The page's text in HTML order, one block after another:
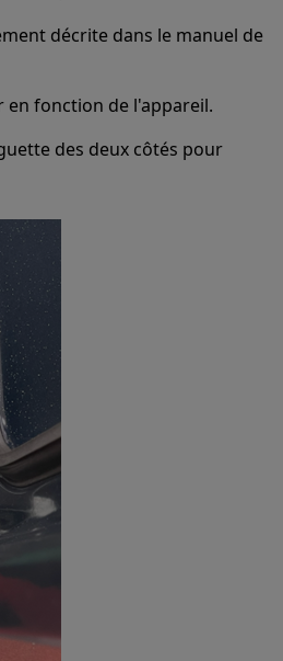
décrite dans le manuel de
en fonction de l'appareil.
des deux côtés pour